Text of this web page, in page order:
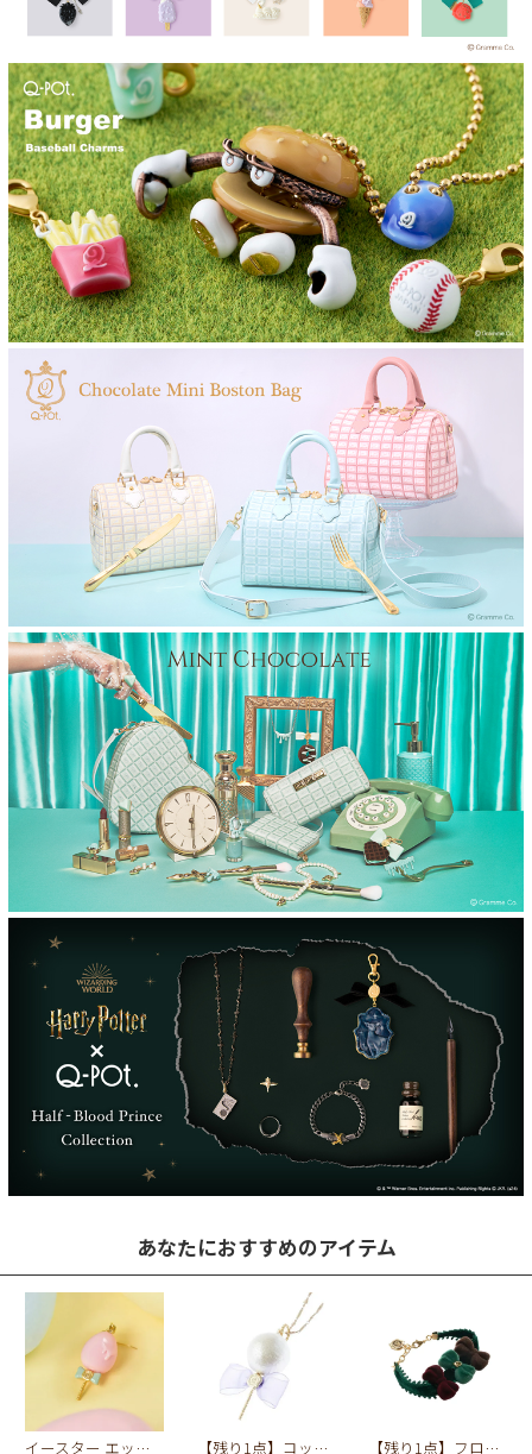
あなたにおすすめのアイテム
イースター エッグ ピアス(ピンク) 【残り1点】コットンキャンディー ネックレス (ホワイト) 【残り1点】フロッキー ブラウン＆ボルドー ＆グリーン リボン ブレスレット